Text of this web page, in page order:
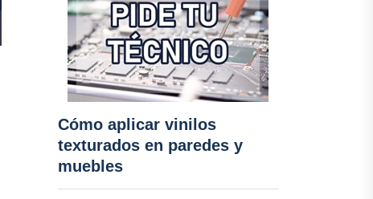
Cómo aplicar vinilos
texturados en paredes y
muebles